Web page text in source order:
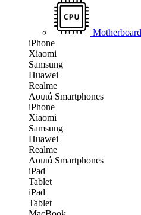
Motherboard
iPhone
Xiaomi
Samsung
Huawei
Realme
Λοιπά Smartphones
iPhone
Xiaomi
Samsung
Huawei
Realme
Λοιπά Smartphones
iPad
Tablet
iPad
Tablet